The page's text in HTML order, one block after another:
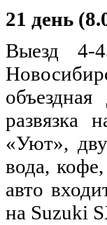
21 день
Выезд 4-
развязка
«Уют»,
вода,
авто
на Suzuki